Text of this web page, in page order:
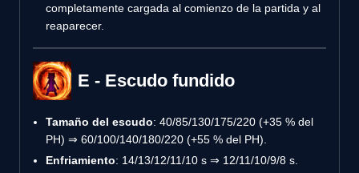
completamente cargada al comienzo de la partida y al
reaparecer.
E - Escudo fundido
Tamaño del escudo: 40/85/130/175/220 (+35 % del
PH) ⇒ 60/100/140/180/220 (+55 % del PH).
Enfriamiento: 14/13/12/11/10 s ⇒ 12/11/10/9/8 s.